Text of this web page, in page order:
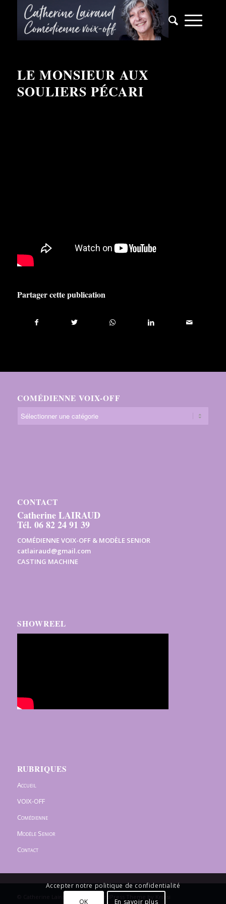
LE MONSIEUR AUX
SOULIERS PÉCARI
Partager cette publication
COMÉDIENNE VOIX-OFF
CONTACT
Catherine LAIRAUD
Tél. 06 82 24 91 39
COMÉDIENNE VOIX-OFF & MODÈLE SENIOR
catlairaud@gmail.com
CASTING MACHINE
SHOWREEL
RUBRIQUES
Accueil
VOIX-OFF
Comédienne
Modèle Senior
Contact
© Catherine Lairaud - Enfold WordPress Theme by Kriesi
Accepter notre politique de confidentialité
OK
En savoir plus